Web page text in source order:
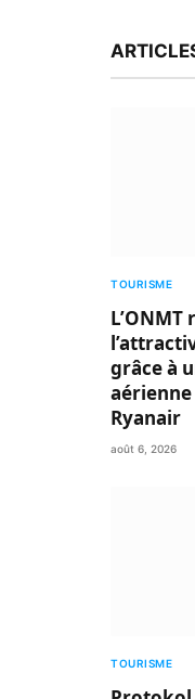
TOURISME
grâce à
Ryanair
août 6, 2026
TOURISME